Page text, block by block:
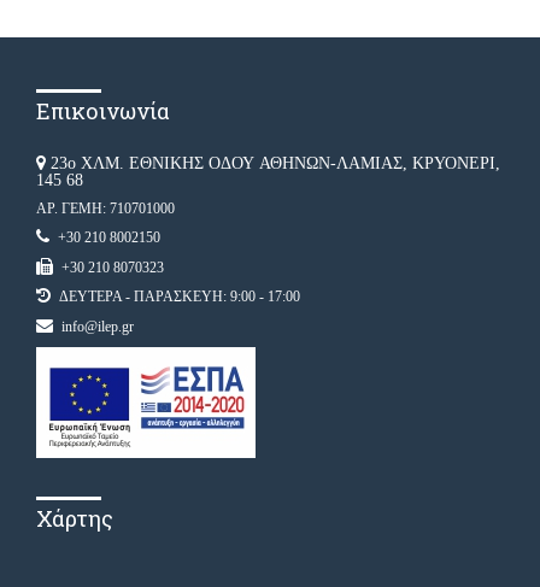
Επικοινωνία
23ο ΧΛΜ. ΕΘΝΙΚΗΣ ΟΔΟΥ ΑΘΗΝΩΝ-ΛΑΜΙΑΣ, ΚΡΥΟΝΕΡΙ,
145 68
ΑΡ. ΓΕΜΗ: 710701000
+30 210 8002150
+30 210 8070323
ΔΕΥΤΕΡΑ - ΠΑΡΑΣΚΕΥΗ: 9:00 - 17:00
info@ilep.gr
Χάρτης